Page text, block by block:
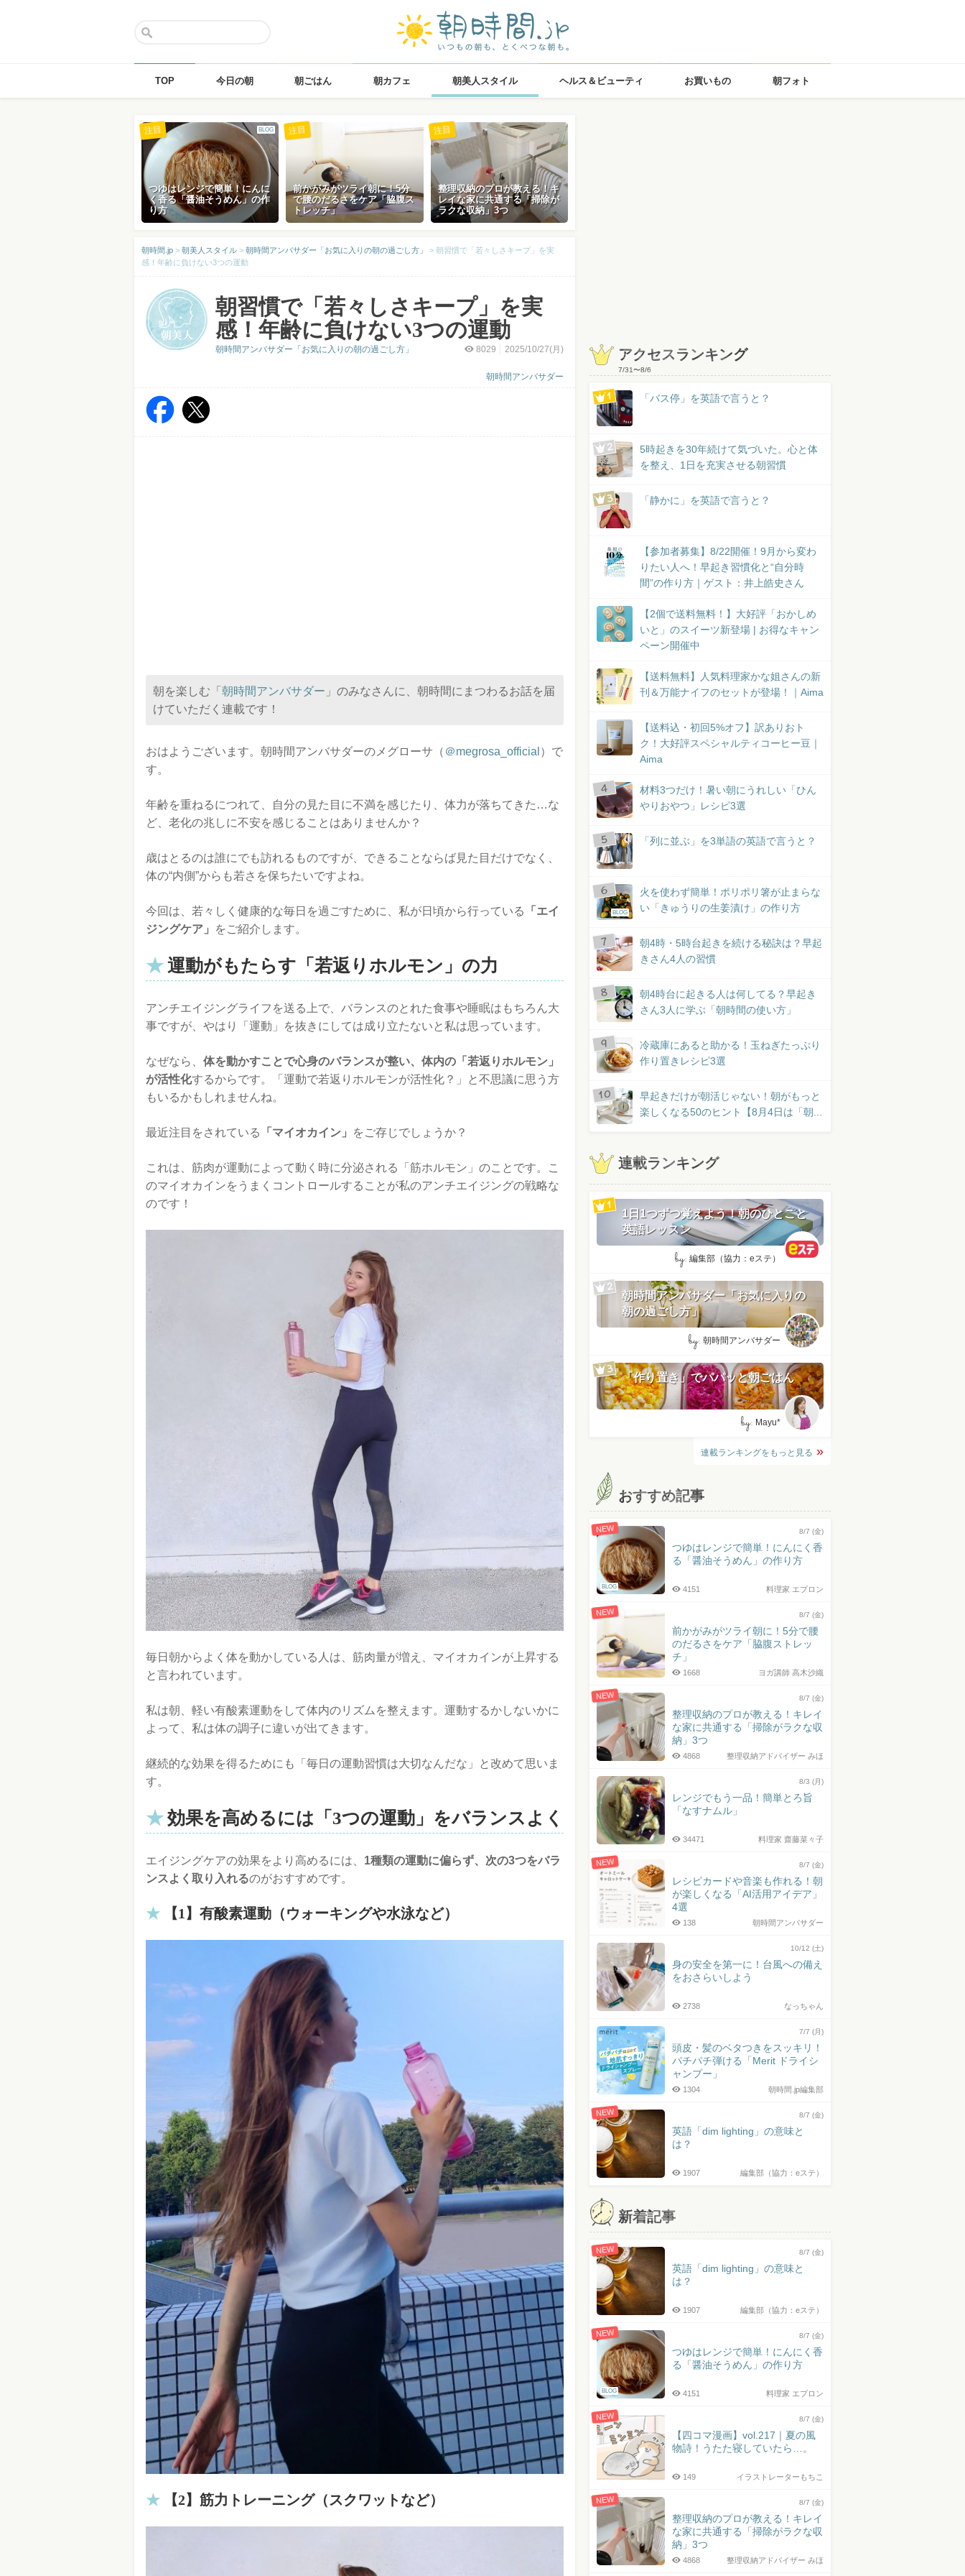
TOP 今日の朝 朝ごはん 朝カフェ 朝美人スタイル ヘルス＆ビューティ お買いもの 朝フォト
BLOG
つゆはレンジで簡単！にんに
く香る「醤油そうめん」の作
り方
注目
前かがみがツライ朝に！5分
で腰のだるさをケア「脇腹ス
トレッチ」
注目
整理収納のプロが教える！キ
レイな家に共通する「掃除が
ラクな収納」3つ
注目
朝時間.jp > 朝美人スタイル > 朝時間アンバサダー「お気に入りの朝の過ごし方」 > 朝習慣で「若々しさキープ」を実
感！年齢に負けない3つの運動
朝習慣で「若々しさキープ」を実
感！年齢に負けない3つの運動
8029 2025/10/27(月)
朝時間アンバサダー
朝時間アンバサダー「お気に入りの朝の過ごし方」
朝を楽しむ「 朝時間アンバサダー 」のみなさんに、朝時間にまつわるお話を届
けていただく連載です！
おはようございます。朝時間アンバサダーのメグローサ（ ＠megrosa_official ）で
す。
年齢を重ねるにつれて、自分の見た目に不満を感じたり、体力が落ちてきた…な
ど、老化の兆しに不安を感じることはありませんか？
歳はとるのは誰にでも訪れるものですが、できることならば見た目だけでなく、
体の“内側”からも若さを保ちたいですよね。
今回は、若々しく健康的な毎日を過ごすために、私が日頃から行っている
「エイ
ジングケア」
をご紹介します。
運動がもたらす「若返りホルモン」の力
アンチエイジングライフを送る上で、バランスのとれた食事や睡眠はもちろん大
事ですが、やはり「運動」を抜きにしては成り立たないと私は思っています。
なぜなら、 体を動かすことで心身のバランスが整い、体内の「若返りホルモン」
が活性化するからです。「運動で若返りホルモンが活性化？」と不思議に思う方
もいるかもしれませんね。
最近注目をされている 「マイオカイン」 をご存じでしょうか？
これは、筋肉が運動によって動く時に分泌される「筋ホルモン」のことです。こ
のマイオカインをうまくコントロールすることが私のアンチエイジングの戦略な
のです！
毎日朝からよく体を動かしている人は、筋肉量が増え、マイオカインが上昇する
と言われています。
私は朝、軽い有酸素運動をして体内のリズムを整えます。運動するかしないかに
よって、私は体の調子に違いが出てきます。
継続的な効果を得るためにも「毎日の運動習慣は大切なんだな」と改めて思いま
す。
効果を高めるには「3つの運動」をバランスよく
エイジングケアの効果をより高めるには、 1種類の運動に偏らず、次の3つをバラ
ンスよく取り入れるのがおすすめです。
【1】有酸素運動（ウォーキングや水泳など）
【2】筋力トレーニング（スクワットなど）
アクセスランキング
7/31〜8/6
「バス停」を英語で言うと？
5時起きを30年続けて気づいた。心と体
を整え、1日を充実させる朝習慣
「静かに」を英語で言うと？
【参加者募集】8/22開催！9月から変わ
りたい人へ！早起き習慣化と“自分時
間”の作り方｜ゲスト：井上皓史さん
【2個で送料無料！】大好評「おかしめ
いと」のスイーツ新登場 | お得なキャン
ペーン開催中
【送料無料】人気料理家かな姐さんの新
刊＆万能ナイフのセットが登場！｜Aima
【送料込・初回5%オフ】訳ありおト
ク！大好評スペシャルティコーヒー豆｜
Aima
材料3つだけ！暑い朝にうれしい「ひん
やりおやつ」レシピ3選
「列に並ぶ」を3単語の英語で言うと？
BLOG
火を使わず簡単！ポリポリ箸が止まらな
い「きゅうりの生姜漬け」の作り方
朝4時・5時台起きを続ける秘訣は？早起
きさん4人の習慣
朝4時台に起きる人は何してる？早起き
さん3人に学ぶ「朝時間の使い方」
冷蔵庫にあると助かる！玉ねぎたっぷり
作り置きレシピ3選
早起きだけが朝活じゃない！朝がもっと
楽しくなる50のヒント【8月4日は「朝...
連載ランキング
1日1つずつ覚えよう！朝のひとこと
英語レッスン
by: 編集部（協力：eステ）
朝時間アンバサダー「お気に入りの
朝の過ごし方」
by: 朝時間アンバサダー
「作り置き」でパパッと朝ごはん
by: Mayu*
連載ランキングをもっと見る
おすすめ記事
NEW
BLOG
8/7 (金)
つゆはレンジで簡単！にんにく香
る「醤油そうめん」の作り方
料理家 エプロン
4151
NEW 8/7 (金)
前かがみがツライ朝に！5分で腰
のだるさをケア「脇腹ストレッ
チ」
ヨガ講師 高木沙織
1668
NEW 8/7 (金)
整理収納のプロが教える！キレイ
な家に共通する「掃除がラクな収
納」3つ
整理収納アドバイザー みほ
4868
8/3 (月)
レンジでもう一品！簡単とろ旨
「なすナムル」
料理家 齋藤菜々子
34471
NEW 8/7 (金)
レシピカードや音楽も作れる！朝
が楽しくなる「AI活用アイデア」
4選
朝時間アンバサダー
138
10/12 (土)
身の安全を第一に！台風への備え
をおさらいしよう
なっちゃん
2738
7/7 (月)
頭皮・髪のベタつきをスッキリ！
パチパチ弾ける「Merit ドライシ
ャンプー」
朝時間.jp編集部
1304
NEW 8/7 (金)
英語「dim lighting」の意味と
は？
編集部（協力：eステ）
1907
新着記事
NEW 8/7 (金)
英語「dim lighting」の意味と
は？
編集部（協力：eステ）
1907
NEW
BLOG
8/7 (金)
つゆはレンジで簡単！にんにく香
る「醤油そうめん」の作り方
料理家 エプロン
4151
NEW 8/7 (金)
【四コマ漫画】vol.217｜夏の風
物詩！うたた寝していたら…。
イラストレーターもちこ
149
NEW 8/7 (金)
整理収納のプロが教える！キレイ
な家に共通する「掃除がラクな収
納」3つ
整理収納アドバイザー みほ
4868